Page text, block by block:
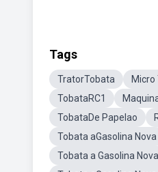
Tags
TratorTobata
TobataRC1
TobataDe Papelao
Tobata aGasolina Nova
Tobata a Gasolina